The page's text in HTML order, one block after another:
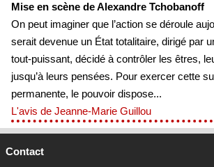
Mise en scène de Alexandre Tchobanoff
On peut imaginer que l’action se déroule
serait devenue un État totalitaire, dirigé par
tout-puissant, décidé à contrôler les êtres,
jusqu’à leurs pensées. Pour exercer cette
permanente, le pouvoir dispose...
L'avis de Jeanne-Marie Guillou
Contact